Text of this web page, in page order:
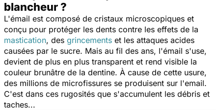
blancheur ?
L'émail est composé de cristaux microscopiques et
conçu pour protéger les dents contre les effets de la
mastication, des grincements et les attaques acides
causées par le sucre. Mais au fil des ans, l'émail s'use,
devient de plus en plus transparent et rend visible la
couleur brunâtre de la dentine. À cause de cette usure,
des millions de microfissures se produisent sur l'email.
C'est dans ces rugosités que s'accumulent les débris et
taches...